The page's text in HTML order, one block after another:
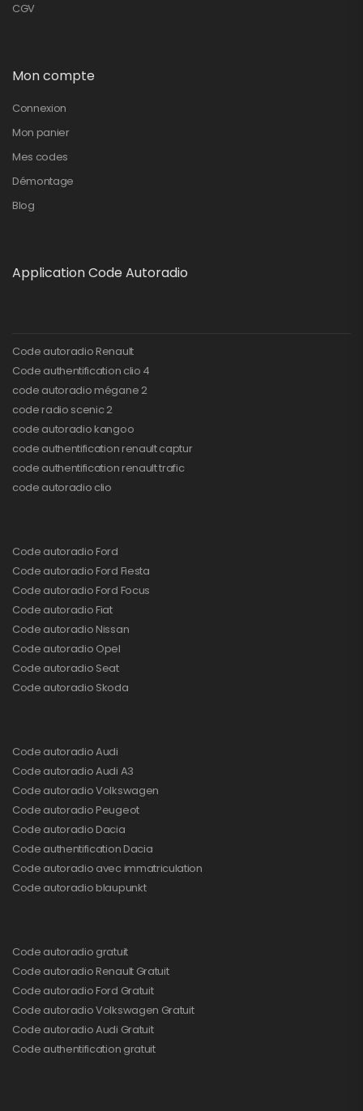
CGV
Mon compte
Connexion
Mon panier
Mes codes
Démontage
Blog
Application Code Autoradio
Code autoradio Renault
Code authentification clio 4
code autoradio mégane 2
code radio scenic 2
code autoradio kangoo
code authentification renault captur
code authentification renault trafic
code autoradio clio
Code autoradio Ford
Code autoradio Ford Fiesta
Code autoradio Ford Focus
Code autoradio Fiat
Code autoradio Nissan
Code autoradio Opel
Code autoradio Seat
Code autoradio Skoda
Code autoradio Audi
Code autoradio Audi A3
Code autoradio Volkswagen
Code autoradio Peugeot
Code autoradio Dacia
Code authentification Dacia
Code autoradio avec immatriculation
Code autoradio blaupunkt
Code autoradio gratuit
Code autoradio Renault Gratuit
Code autoradio Ford Gratuit
Code autoradio Volkswagen Gratuit
Code autoradio Audi Gratuit
Code authentification gratuit